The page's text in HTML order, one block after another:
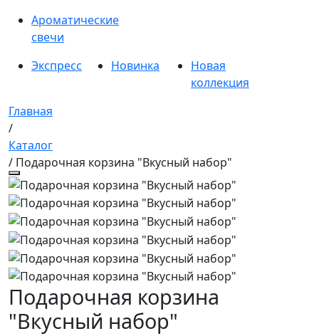
Ароматические
свечи
Экспресс
Новинка
Новая
коллекция
Главная
/
Каталог
/ Подарочная корзина "Вкусный набор"
Подарочная корзина
"Вкусный набор"